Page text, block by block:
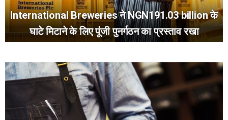
International Breweries ने NGN191.03 billion के
घाटे मिटाने के लिए पूंजी पुनर्गठन का प्रस्ताव रखा